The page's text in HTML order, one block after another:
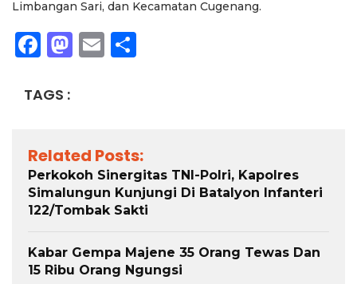
Limbangan Sari, dan Kecamatan Cugenang.
Facebook
Mastodon
Email
TAGS :
Related Posts:
Perkokoh Sinergitas TNI-Polri, Kapolres
Simalungun Kunjungi Di Batalyon Infanteri
122/Tombak Sakti
Kabar Gempa Majene 35 Orang Tewas Dan
15 Ribu Orang Ngungsi